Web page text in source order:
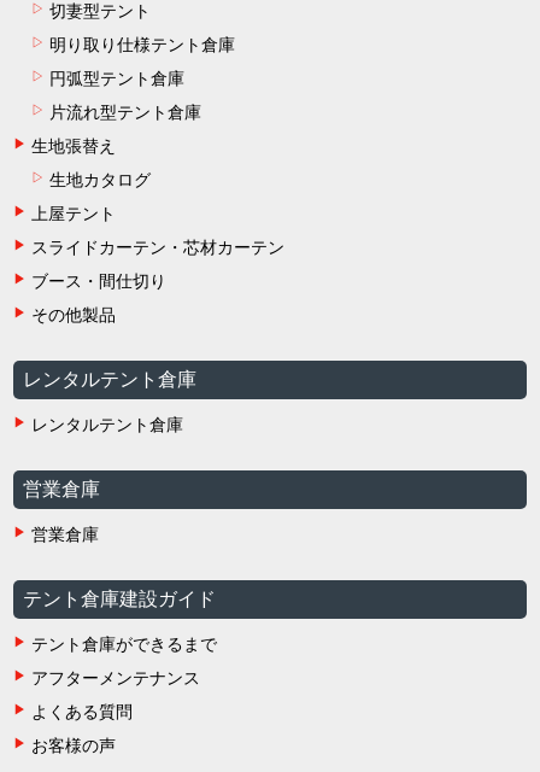
切妻型テント
明り取り仕様テント倉庫
円弧型テント倉庫
片流れ型テント倉庫
生地張替え
生地カタログ
上屋テント
スライドカーテン・芯材カーテン
ブース・間仕切り
その他製品
レンタルテント倉庫
レンタルテント倉庫
営業倉庫
営業倉庫
テント倉庫建設ガイド
テント倉庫ができるまで
アフターメンテナンス
よくある質問
お客様の声